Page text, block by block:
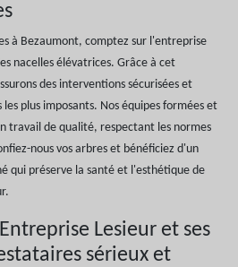
à Bezaumont, comptez sur l'entreprise
nacelles élévatrices. Grâce à cet
des interventions sécurisées et
plus imposants. Nos équipes formées et
travail de qualité, respectant les normes
nous vos arbres et bénéficiez d'un
qui préserve la santé et l'esthétique de
Lesieur et ses
sérieux et